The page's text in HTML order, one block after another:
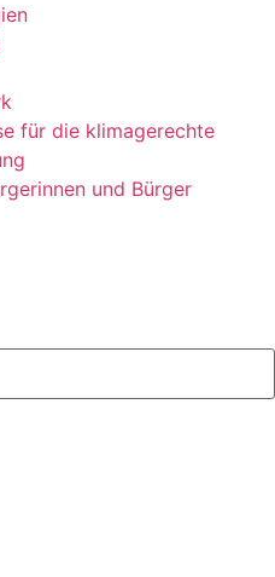
für die klimagerechte
und Bürger